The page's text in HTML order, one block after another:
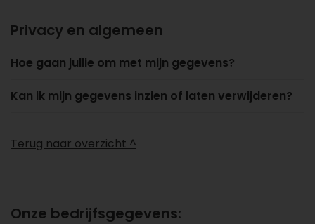
Privacy en algemeen
Hoe gaan jullie om met mijn gegevens?
Kan ik mijn gegevens inzien of laten verwijderen?
Terug naar overzicht ^
Onze bedrijfsgegevens: